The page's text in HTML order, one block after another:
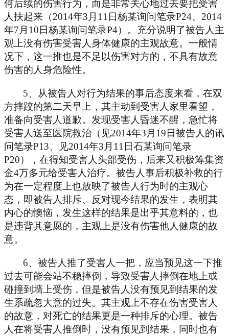
何后续的伤害行为，而是非常关心地过去要把受害
人扶起来（2014年3 月 11 日杨某询问笔录P24、 2014
年7 月 10日杨某询问笔录P4）。充分说明了被告人主
观上没有伤害受害人身体健康的主观故意。一般情
况下，这一推也是不足以伤害对方的，不具有故意
伤害的人身危险性。
5、从被告人对行为结果的事后态度来看，在双
方摔跤的第二天早上，其主动到受害人家里看望，
准备向受害人道歉。发现受害人昏迷不醒，急忙将
受害人送至医院救治（见2014年3 月 19日被告人的讯
问笔录P13、见2014年3 月 11 日石某询问笔录
P20），在得知受害人头部受伤，后来又积极筹集资
金4万多元给受害人治疗。被告人事后积极补救的行
为在一定程度上也放映了被告人行为时的主观心
态，即被告人排斥、反对现今结果的发生，表明其
内心的懊恼，发生这样的结果是出乎其意料的，也
是违背其意愿的，主观上是没有伤害他人健康的故
意。
6、被告人推了受害人一把，应当预见这一下推
过去可能会站不稳摔倒，导致受害人摔倒在地上或
碰撞到墙上受伤，但是被告人没有预见到结果的发
生系疏忽大意的过失。其主观上不存在伤害受害人
的故意，对死亡的结果更是一种排斥的心理。被告
人在将受害人推倒时，没有预见到结果，同时也有